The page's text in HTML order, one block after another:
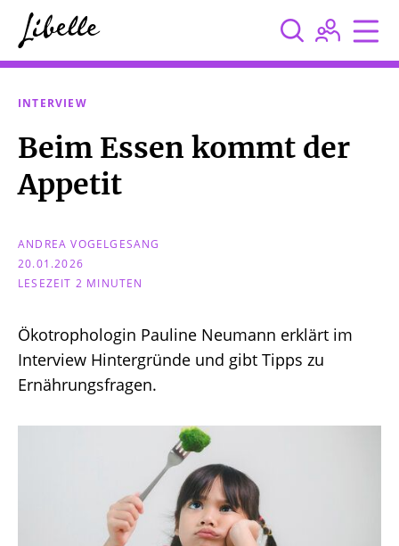
  
INTERVIEW
Beim Essen kommt der
Appetit
Ökotrophologin Pauline Neumann erklärt im
Interview Hintergründe und gibt Tipps zu
Ernährungsfragen.
ANDREA VOGELGESANG
20.01.2026
LESEZEIT 2 MINUTEN